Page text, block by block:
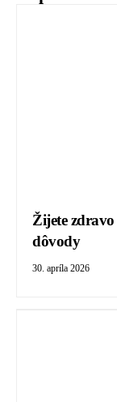
Žijete zdravo
dôvody
30. apríla 2026